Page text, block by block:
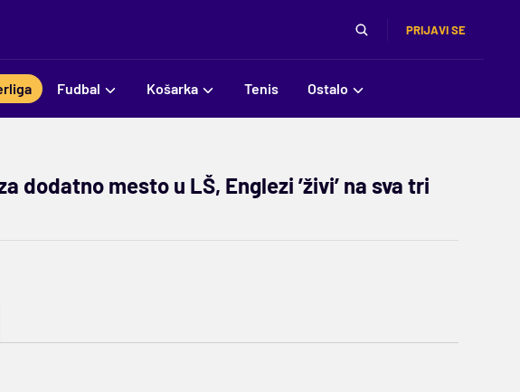
PRIJAVI SE
Fudbal Košarka Tenis Ostalo
dodatno mesto u LŠ, Englezi ’živi’ na sva tri